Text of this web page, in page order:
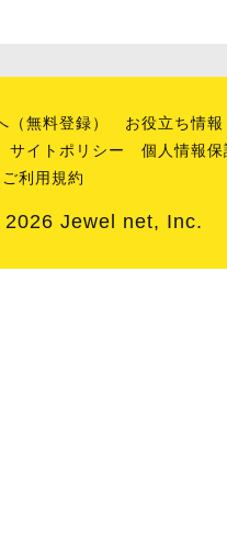
（無料登録）
お役立ち情報
サイトポリシー
個人情報
ご利用規約
Jewel net, Inc.